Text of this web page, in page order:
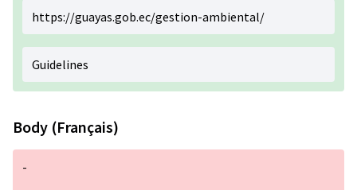
https://guayas.gob.ec/gestion-ambiental/
Guidelines
Body (Français)
-